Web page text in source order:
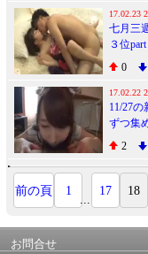
17.02.23
七月三
３位part
0
17.02.22
11/27
ずつ集
2
前の頁 1
...
17 18
お問合せ